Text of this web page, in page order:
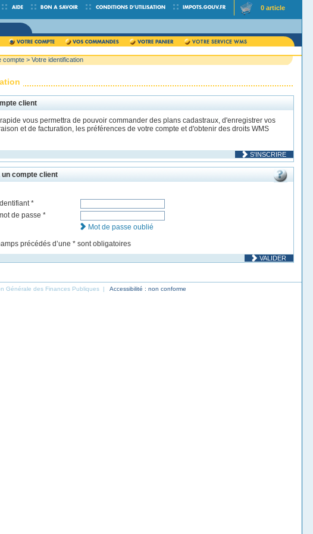
compte > Votre identification
client
vous permettra de pouvoir commander des plans cadastraux, d'enregistrer vos
et de facturation, les préférences de votre compte et d'obtenir des droits WMS
S'INSCRIRE
un compte client
*
de passe *
Mot de passe oublié
précédés dʼune * sont obligatoires
VALIDER
0 article
Générale des Finances Publiques | Accessibilité : non conforme